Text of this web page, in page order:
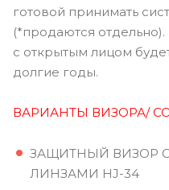
готовой принимать
(*продаются
с открытым лицом
долгие годы.
ВАРИАНТЫ ВИЗОРА/
ЗАЩИТНЫЙ ВИЗОР
ЛИНЗАМИ HJ-34